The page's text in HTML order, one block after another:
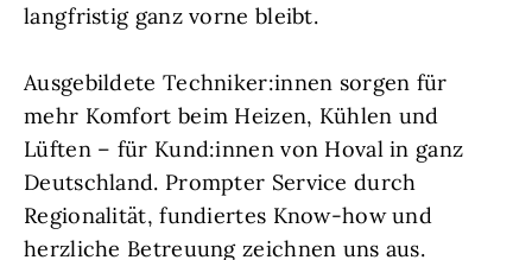
langfristig ganz vorne bleibt.
Ausgebildete Techniker:innen sorgen für
mehr Komfort beim Heizen, Kühlen und
Lüften – für Kund:innen von Hoval in ganz
Deutschland. Prompter Service durch
Regionalität, fundiertes Know-how und
herzliche Betreuung zeichnen uns aus.